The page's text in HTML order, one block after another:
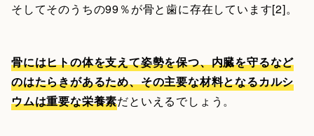
そしてそのうちの99％が骨と歯に存在しています[2]。
骨にはヒトの体を支えて姿勢を保つ、内臓を守るなど
のはたらきがあるため、その主要な材料となるカルシ
ウムは重要な栄養素だといえるでしょう。